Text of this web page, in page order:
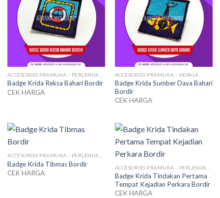
Badge Krida Reksa Bahari Bordir
CEK HARGA
ACCESORIES PRAMUKA - KEPALA
Badge Krida Sumber Daya Bahari
Bordir
CEK HARGA
Badge Krida Tibmas Bordir
CEK HARGA
Badge Krida Tindakan Pertama
Tempat Kejadian Perkara Bordir
CEK HARGA